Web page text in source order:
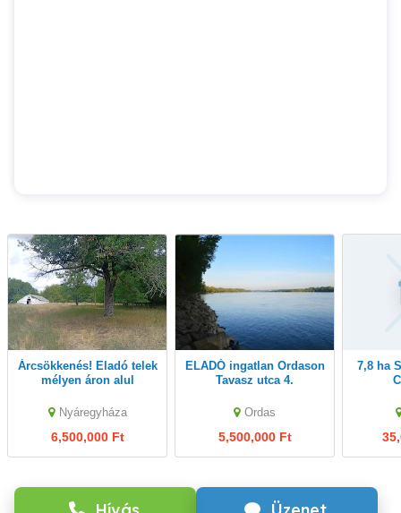
Árcsökkenés! Eladó telek
mélyen áron alul
Nyáregyháza
6,500,000 Ft
ELADÓ ingatlan Ordason
Tavasz utca 4.
Ordas
5,500,000 Ft
7,8 ha Szántóföld eladó